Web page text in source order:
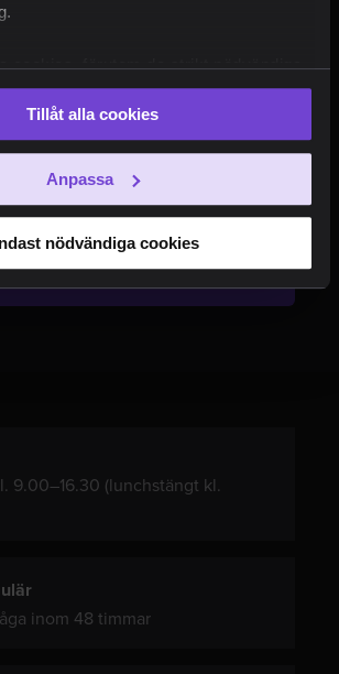
cookies, förutom de strikt nödvändiga,
Du kan också när som helst ändra
ditt samtycke genom att klicka på
i skärmens nederkant.
Tillåt alla cookies
Anpassa
nödvändiga cookies
the scenes"
9.00–16.30 (lunchstängt kl.
inom 48 timmar